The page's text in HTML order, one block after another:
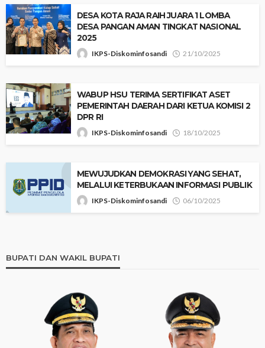
DESA KOTA RAJA RAIH JUARA 1 LOMBA
DESA PANGAN AMAN TINGKAT NASIONAL
2025
IKPS-Diskominfosandi 21/10/2025
WABUP HSU TERIMA SERTIFIKAT ASET
PEMERINTAH DAERAH DARI KETUA KOMISI 2
DPR RI
IKPS-Diskominfosandi 18/10/2025
MEWUJUDKAN DEMOKRASI YANG SEHAT,
MELALUI KETERBUKAAN INFORMASI PUBLIK
IKPS-Diskominfosandi 06/10/2025
BUPATI DAN WAKIL BUPATI